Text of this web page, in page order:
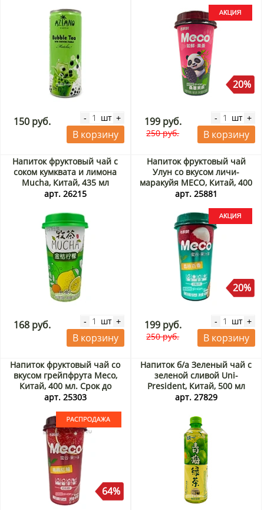
150 руб. - шт +
В корзину
20%
199 руб.
250 руб.
- шт +
В корзину
Напиток фруктовый чай с
соком кумквата и лимона
Mucha, Китай, 435 мл
арт. 26215
168 руб. - шт +
В корзину
Напиток фруктовый чай
Улун со вкусом личи-
маракуйя MECO, Китай, 400
мл Акция
арт. 25881
20%
199 руб.
250 руб.
- шт +
В корзину
Напиток фруктовый чай со
вкусом грейпфрута Meco,
Китай, 400 мл. Срок до
27.08.2026. Распродажа
арт. 25303
64%
Напиток б/а Зеленый чай с
зеленой сливой Uni-
President, Китай, 500 мл
арт. 27829